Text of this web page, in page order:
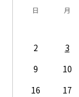
日 月
2
3
9
10
16
17